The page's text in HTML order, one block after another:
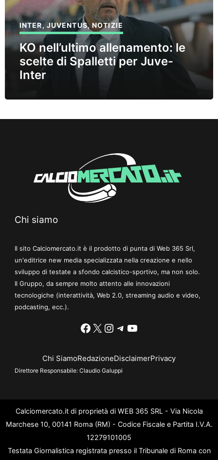
INTER, JUVENTUS,NOTIZIE
KO nell’ultimo allenamento: le
scelte di Spalletti per Juve-
Inter
Chi siamo
Il sito Calciomercato.it è il prodotto di punta di Web 365 Srl,
un'editrice new media specializzata nella creazione e nello
sviluppo di testate a sfondo calcistico-sportivo, ma non solo.
Il Gruppo, da sempre molto attento alle innovazioni
tecnologiche (interattività, Web 2.0, streaming audio e video,
podcasting, ecc.).
Facebook
X Instagram
Telegram
YouTube
Chi SiamoRedazioneDisclaimerPrivacy
Direttore Responsabile: Claudio Galuppi
Calciomercato.it di proprietà di WEB 365 SRL - Via Nicola
Marchese 10, 00141 Roma (RM) - Codice Fiscale e Partita I.V.A.
12279101005
Testata Giornalistica registrata presso il Tribunale di Roma con